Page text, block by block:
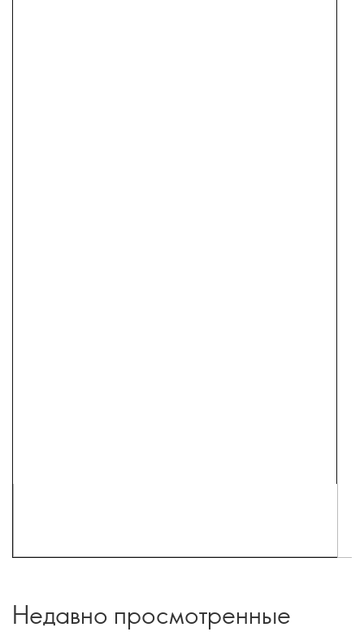
Недавно просмотренные